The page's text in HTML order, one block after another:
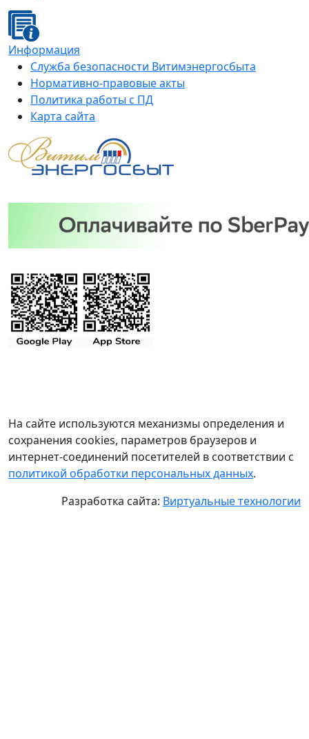
Информация
Служба безопасности Витимэнергосбыта
Нормативно-правовые акты
Политика работы с ПД
Карта сайта
На сайте используются механизмы определения и
сохранения cookies, параметров браузеров и
интернет-соединений посетителей в соответствии с
политикой обработки персональных данных.
Разработка сайта: Виртуальные технологии